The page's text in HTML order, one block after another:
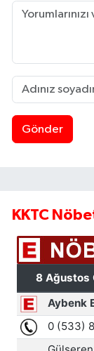
Gönder
KKTC